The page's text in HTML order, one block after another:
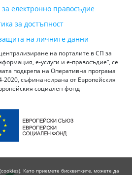
електронно правосъдие
за достъпност
на личните данни
на порталите в СП за
е-услуги и е-правосъдие“, се
подкрепа на Оперативна програма
2020, съфинансирана от Европейския
социален фонд
Като приемете бисквитките, можете да